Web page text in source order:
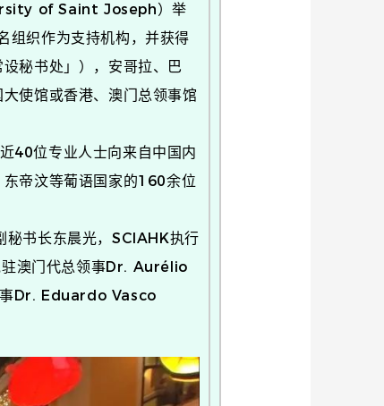
of Saint Joseph）举
组织作为支持机构，并获得
秘书处」），安哥拉、巴
使馆或香港、澳门总领事馆
40位专业人士向来自中国内
帝汶等葡语国家的160余位
书长东晨光，SCIAHK执行
驻澳门代总领事Dr. Aurélio
Dr. Eduardo Vasco